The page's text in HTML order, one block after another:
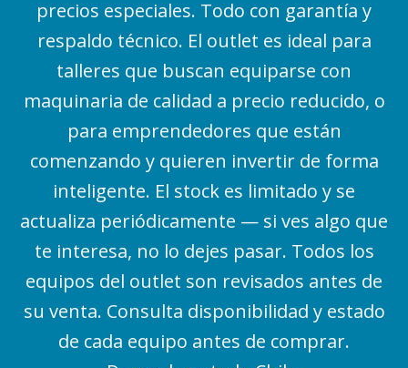
precios especiales. Todo con garantía y
respaldo técnico. El outlet es ideal para
talleres que buscan equiparse con
maquinaria de calidad a precio reducido, o
para emprendedores que están
comenzando y quieren invertir de forma
inteligente. El stock es limitado y se
actualiza periódicamente — si ves algo que
te interesa, no lo dejes pasar. Todos los
equipos del outlet son revisados antes de
su venta. Consulta disponibilidad y estado
de cada equipo antes de comprar.